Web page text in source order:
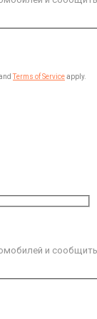
Terms of Serviceapply.